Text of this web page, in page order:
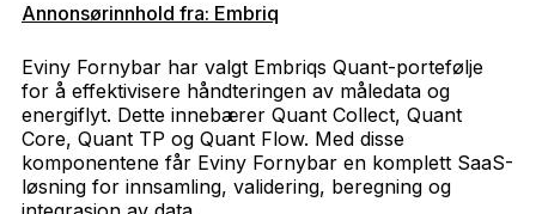
Annonsørinnhold fra: Embriq
Eviny Fornybar har valgt Embriqs Quant-portefølje
for å effektivisere håndteringen av måledata og
energiflyt. Dette innebærer Quant Collect, Quant
Core, Quant TP og Quant Flow. Med disse
komponentene får Eviny Fornybar en komplett SaaS-
løsning for innsamling, validering, beregning og